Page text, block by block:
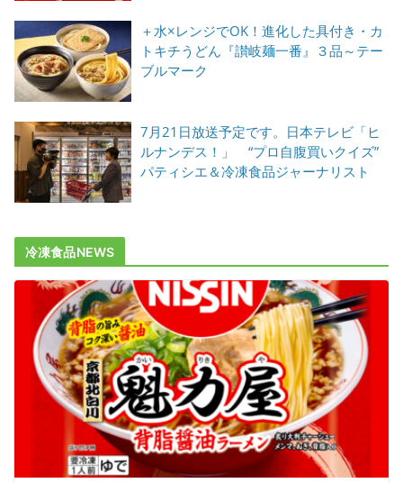
＋水×レンジでOK！進化した具付き・カ
トキチうどん『讃岐麺一番』３品～テー
ブルマーク
7月21日放送予定です。日本テレビ「ヒ
ルナンデス！」 “プロ自腹買いクイズ”
パティシエ＆冷凍食品ジャーナリスト
冷凍食品NEWS